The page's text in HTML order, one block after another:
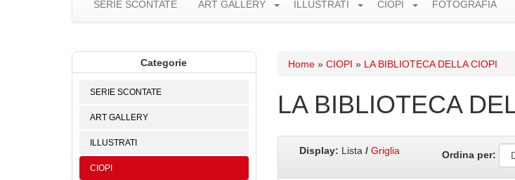
SERIE SCONTATE ART GALLERY ILLUSTRATI CIOPI FOTOGRAFIA
Categorie
SERIE SCONTATE
ART GALLERY
ILLUSTRATI
CIOPI
Home» CIOPI » LA BIBLIOTECA DELLA CIOPI
LA BIBLIOTECA
Display: Lista / Griglia Ordina per: